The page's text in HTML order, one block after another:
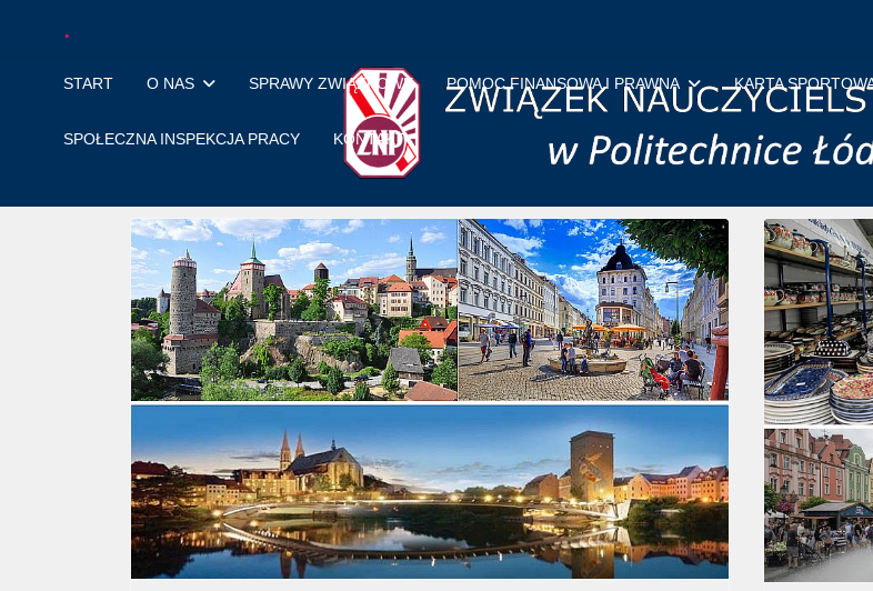
.
START O NAS SPRAWY ZWIĄZKOWE POMOC FINANSOWA I PRAWNA KARTA
SPOŁECZNA INSPEKCJA PRACY KONTAKT